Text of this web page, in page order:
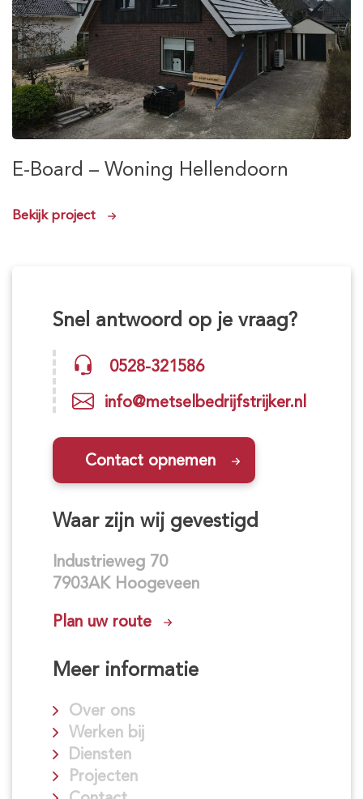
E-Board – Woning Hellendoorn
Bekijk project
Snel antwoord op je vraag?
0528-321586
info@metselbedrijfstrijker.nl
Contact opnemen
Waar zijn wij gevestigd
Industrieweg 70
7903AK Hoogeveen
Plan uw route
Meer informatie
Over ons
Werken bij
Diensten
Projecten